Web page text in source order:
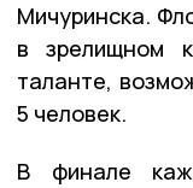
Мичуринска.
в зрелищном
таланте,
5 человек.
В финале